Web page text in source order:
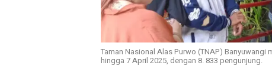
Taman Nasional Alas Purwo (TNAP)
hingga 7 April 2025, dengan 8. 833 pengunjung.